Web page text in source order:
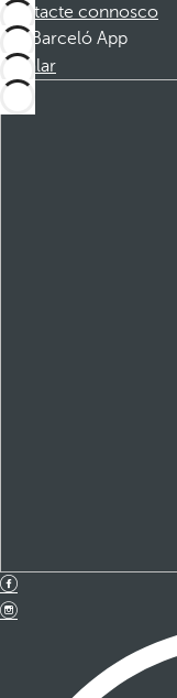
Contacte connosco
Barceló App
Instalar